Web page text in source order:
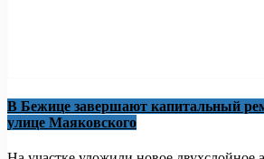
В Бежице завершают капитальный
улице Маяковского